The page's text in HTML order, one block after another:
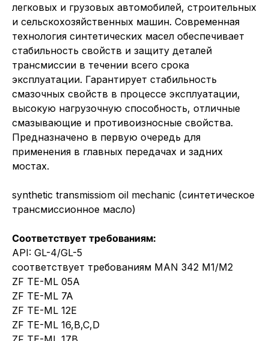
легковых и грузовых автомобилей, строительных
и сельскохозяйственных машин. Современная
технология синтетических масел обеспечивает
стабильность свойств и защиту деталей
трансмиссии в течении всего срока
эксплуатации. Гарантирует стабильность
смазочных свойств в процессе эксплуатации,
высокую нагрузочную способность, отличные
смазывающие и противоизносные свойства.
Предназначено в первую очередь для
применения в главных передачах и задних
мостах.
synthetic transmissiom oil mechanic (синтетическое
трансмиссионное масло)
Соответствует требованиям:
API: GL-4/GL-5
соответствует требованиям MAN 342 M1/M2
ZF TE-ML 05A
ZF TE-ML 7A
ZF TE-ML 12E
ZF TE-ML 16,B,C,D